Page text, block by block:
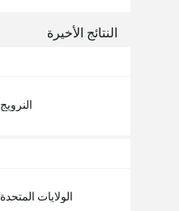
النتائج الأخيرة
النرويج
الولايات المتحدة